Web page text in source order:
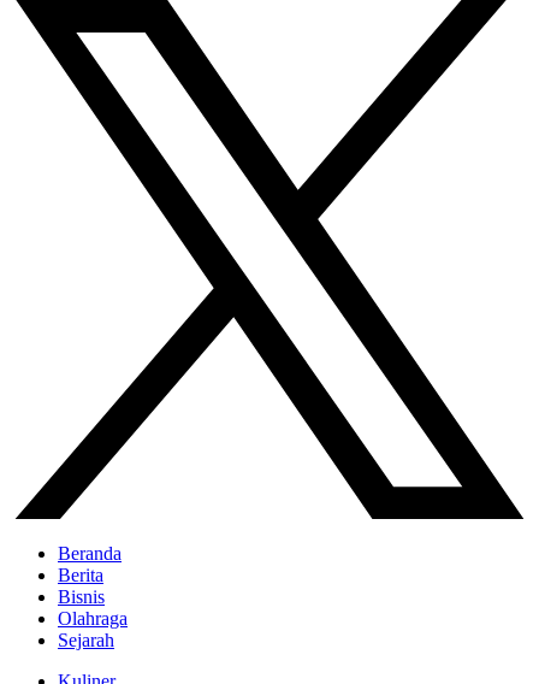
Beranda
Berita
Bisnis
Olahraga
Sejarah